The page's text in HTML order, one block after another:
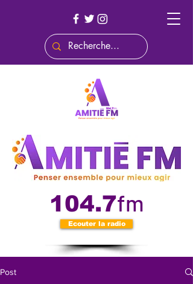
104.7fm
Ecouter la radio
Post